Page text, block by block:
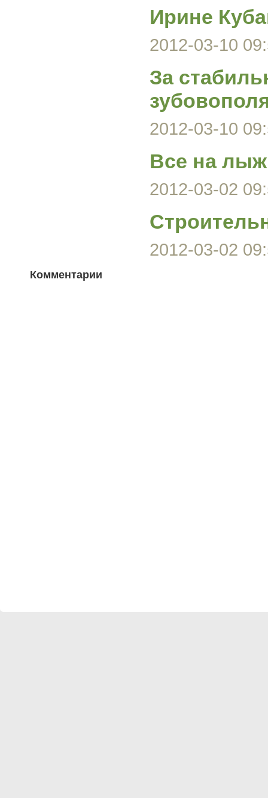
Ирине
2012-03-10
За
2012-03-10
Все на
2012-03-02
2012-03-02
Комментарии